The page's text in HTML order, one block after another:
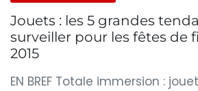
Jouets : les 5 grandes
surveiller pour les fêtes de
2015
EN BREF Totale immersion :